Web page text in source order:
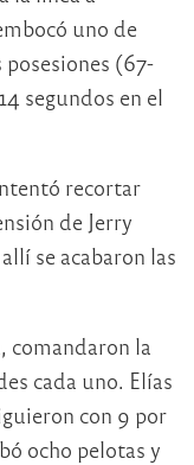
uno de
(67-
segundos en el
recortar
de Jerry
se acabaron las
comandaron la
cada uno. Elías
con 9 por
ocho pelotas y